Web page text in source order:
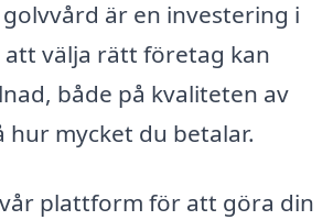
är en investering i
välja rätt företag kan
både på kvaliteten av
hur mycket du betalar.
plattform för att göra din